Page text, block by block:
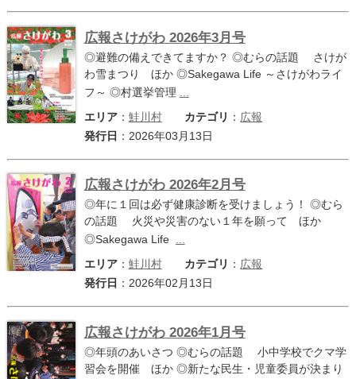
広報さけがわ 2026年3月号
◎避難の備えできてますか？ ◎むらの話題 さけが
わ雪まつり ほか ◎Sakegawa Life ～さけがわライ
フ～ ◎村選挙管理
エリア： 鮭川村 カテゴリ ： 広報
発行日 ：2026年03月13日
広報さけがわ 2026年2月号
◎年に１回は必ず健康診断を受けましょう！ ◎むら
の話題 火災や災害のない１年を願って ほか
◎Sakegawa Life
エリア： 鮭川村 カテゴリ ： 広報
発行日 ：2026年02月13日
広報さけがわ 2026年1月号
◎年頭のあいさつ ◎むらの話題 小中学校でクマ学
習会を開催 ほか ◎新たな民生・児童委員が決まり